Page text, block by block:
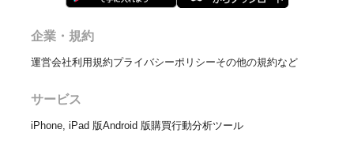
企業・規約
運営会社利用規約プライバシーポリシーその他の規約など
サービス
iPhone, iPad 版Android 版購買行動分析ツール